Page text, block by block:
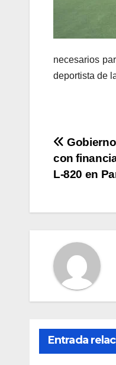
necesarios
deportista de
de
con
L-820 en
Entrada